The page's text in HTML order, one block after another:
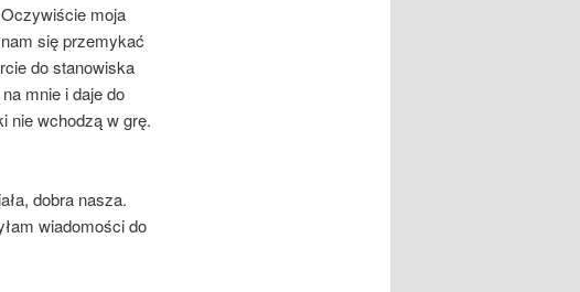
moja
się przemykać
do stanowiska
mnie i daje do
nie wchodzą w grę.
dobra nasza.
wiadomości do